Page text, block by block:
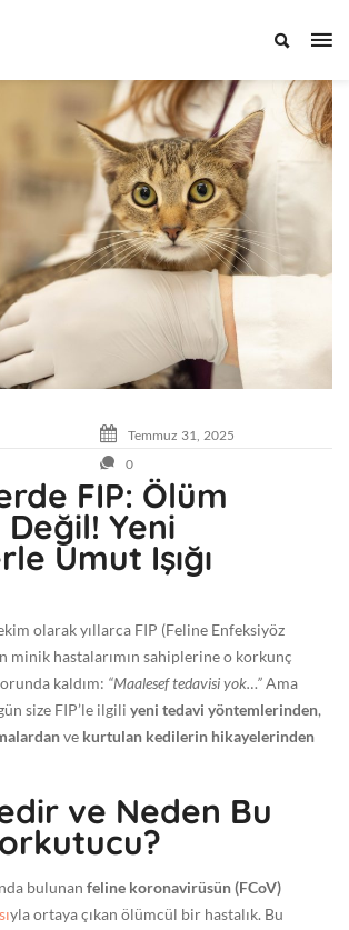
Temmuz 31, 2025
0
FIP: Ölüm
Değil! Yeni
Umut Işığı
olarak yıllarca FIP (Feline Enfeksiyöz
minik hastalarımın sahiplerine o korkunç
kaldım: “Maalesef tedavisi yok…”Ama
size FIP’le ilgili yeni tedavi yöntemlerinden,
ve kurtulan kedilerin hikayelerinden
ve Neden Bu
bulunan feline koronavirüsün (FCoV)
yla ortaya çıkan ölümcül bir hastalık. Bu